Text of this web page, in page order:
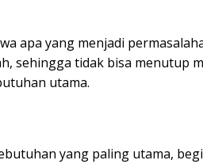
apa yang menjadi
sehingga tidak bisa menutup
utama.
yang paling utama,